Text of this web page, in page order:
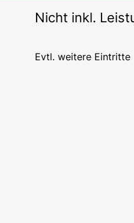
Nicht inkl.
Evtl. weitere Eintritte